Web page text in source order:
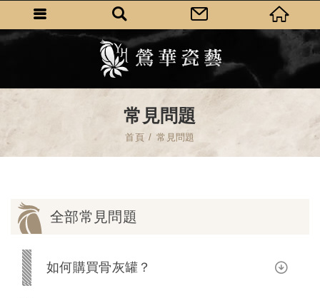
常見問題
首頁 常見問題
全部常見問題
如何購買骨灰罐？